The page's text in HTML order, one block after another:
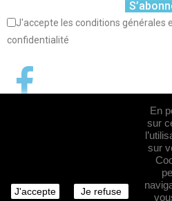
J'accepte les conditions générales
confidentialité
J'accepte Je refuse
En
sur
sur